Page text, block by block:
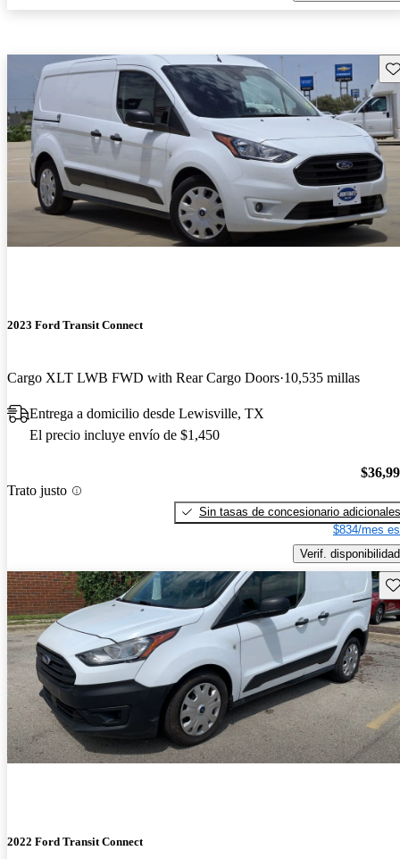
2023 Ford Transit Connect
Cargo XLT LWB FWD with Rear Cargo Doors 10,535 millas
Entrega a domicilio desde Lewisville, TX
El precio incluye envío de $1,450
Trato justo
Sin tasas de concesionario adicionales
$834/mes
Verif. disponibilidad
2022 Ford Transit Connect